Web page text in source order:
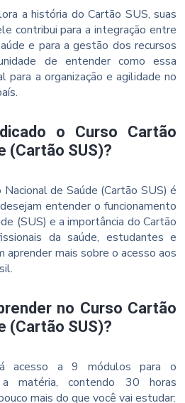
a história do Cartão SUS, suas
contribui para a integração entre
e para a gestão dos recursos
de entender como essa
para a organização e agilidade no
o Curso Cartão
(Cartão SUS)?
de Saúde (Cartão SUS) é
entender o funcionamento
(SUS) e a importância do Cartão
da saúde, estudantes e
aprender mais sobre o acesso aos
no Curso Cartão
(Cartão SUS)?
acesso a 9 módulos para o
matéria, contendo 30 horas
mais do que você vai estudar: